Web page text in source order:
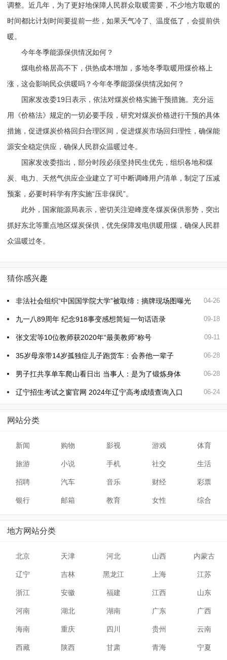
调整。近几年，为了更好地保障人民群众取暖需要，不少地方取暖的
时间都比计划时间要提前一些，如果天气冷了、温度低了，会提前供
暖。
今年冬季能源保供情况如何？
煤电价格居高不下，供热成本增加，多地冬季取暖用煤价格上
涨，这会影响民众供暖吗？今年冬季能源保供情况如何？
国家发改委19日表示，依法对煤炭价格实施干预措施。充分运
用《价格法》规定的一切必要手段，研究对煤炭价格进行干预的具体
措施，促进煤炭价格回归合理区间，促进煤炭市场回归理性，确保能
源安全稳定供应，确保人民群众温暖过冬。
国家发改委指出，部分时段必须坚持民生优先，组织各地和煤
炭、电力、天然气供应企业建立了可中断调峰用户清单，制定了压减
预案，必要时科学有序实施“压非保民”。
此外，国家能源局表示，密切关注迎峰度冬煤炭保供形势，突出
抓好东北等重点地区煤炭保供，优先保障发电供暖用煤，确保人民群
众温暖过冬。
猜你感兴趣
非法社会组织“中国国学院大学”被取缔：摘牌现场图曝光 04-26
九一八89周年 纪念918事变感想简短一句话语录 09-18
张文宏等10位教师获2020年“最美教师”称号 09-11
35岁母亲带14岁孤独症儿子跑货车：会养他一辈子 06-28
男子扛共享单车爬山看日出 当事人：是为了锻炼身体 06-28
辽宁招生考试之窗官网 2024年辽宁高考成绩查询入口 06-24
网站分类
新闻 购物 影视 游戏 体育
旅游 小说 手机 社交 生活
招聘 汽车 音乐 财经 彩票
银行 邮箱 教育 女性 综合
地方网站分类
北京 天津 河北 山西 内蒙古
辽宁 吉林 黑龙江 上海 江苏
浙江 安徽 福建 江西 山东
河南 湖北 湖南 广东 广西
海南 重庆 四川 贵州 云南
西藏 陕西 甘肃 青海 宁夏